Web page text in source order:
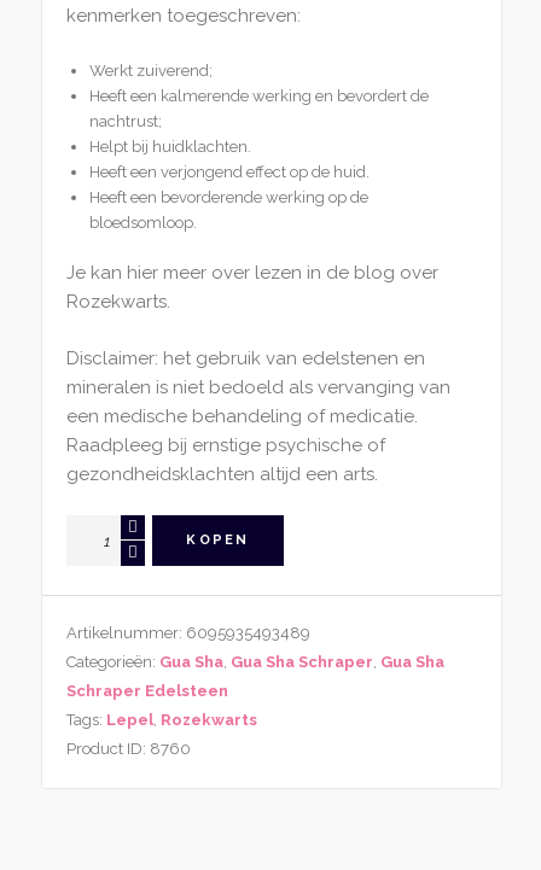
kenmerken toegeschreven:
Werkt zuiverend;
Heeft een kalmerende werking en bevordert de
nachtrust;
Helpt bij huidklachten.
Heeft een verjongend effect op de huid.
Heeft een bevorderende werking op de
bloedsomloop.
Je kan hier meer over lezen in de blog over
Rozekwarts.
Disclaimer: het gebruik van edelstenen en
mineralen is niet bedoeld als vervanging van
een medische behandeling of medicatie.
Raadpleeg bij ernstige psychische of
gezondheidsklachten altijd een arts.
Lepel
aantal
KOPEN
Artikelnummer: 6095935493489
Categorieën: Gua Sha, Gua Sha Schraper, Gua Sha
Schraper Edelsteen
Tags: Lepel, Rozekwarts
Product ID: 8760